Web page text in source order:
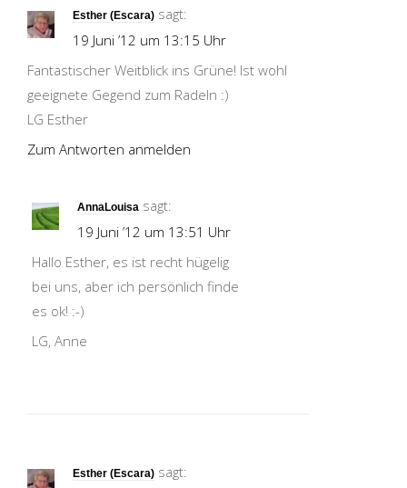
Esther (Escara) sagt:
19 Juni ’12 um 13:15 Uhr
Fantastischer Weitblick ins Grüne! Ist wohl
geeignete Gegend zum Radeln :)
LG Esther
Zum Antworten anmelden
AnnaLouisa sagt:
19 Juni ’12 um 13:51 Uhr
Hallo Esther, es ist recht hügelig
bei uns, aber ich persönlich finde
es ok! :-)
LG, Anne
Esther (Escara) sagt: